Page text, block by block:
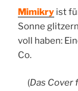
Mimikry ist
Sonne
voll haben:
Co.
(Das Cover